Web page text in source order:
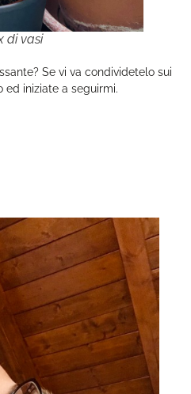
di vasi
Se vi va condividetelo sui
ed iniziate a seguirmi.